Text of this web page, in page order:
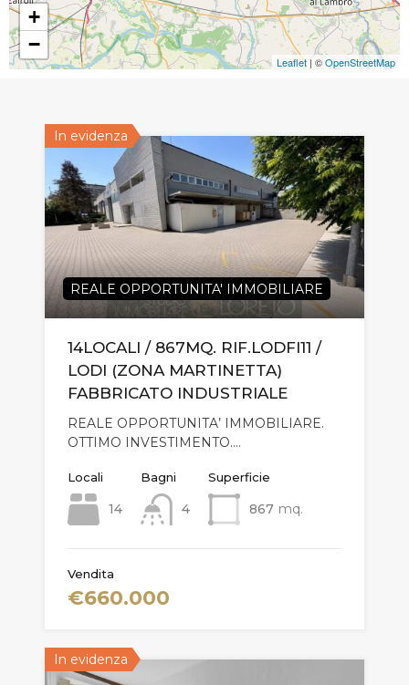
+
−
Leaflet | ©OpenStreetMap
In evidenza
REALE OPPORTUNITA' IMMOBILIARE
14LOCALI / 867MQ. RIF.LODFI11 /
LODI (ZONA MARTINETTA)
FABBRICATO INDUSTRIALE
REALE OPPORTUNITA’ IMMOBILIARE.
OTTIMO INVESTIMENTO.…
Locali
14
Bagni
4
Superficie
867 mq.
Vendita
€660.000
In evidenza